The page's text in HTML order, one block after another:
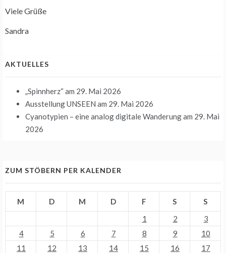
Viele Grüße
Sandra
AKTUELLES
„Spinnherz“ am 29. Mai 2026
Ausstellung UNSEEN am 29. Mai 2026
Cyanotypien – eine analog digitale Wanderungam 29. Mai
2026
ZUM STÖBERN PER KALENDER
M D M D F S
S
1
2
3
4
5 6 7 8 9
10
11
12 13 14 15 16
17